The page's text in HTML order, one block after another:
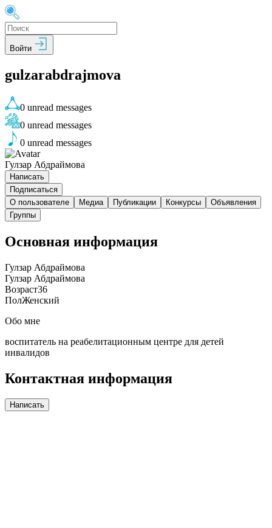
Войти
gulzarabdrajmova
0 unread messages
0 unread messages
0 unread messages
Гулзар Абдраймова
Написать
Подписаться
О пользователе
Медиа Публикации Конкурсы
Объявления
Группы
Основная информация
Гулзар Абдраймова
Гулзар Абдраймова
Возраст36
ПолЖенский
Обо мне
воспитатель на реабелитационным центре для детей
инвалидов
Контактная информация
Написать